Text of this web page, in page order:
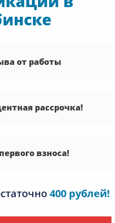
от работы
рассрочка!
взноса!
400 рублей!